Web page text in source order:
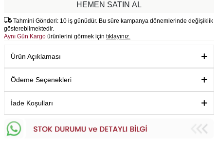
HEMEN SATIN AL
Tahmini Gönderi: 10 iş günüdür. Bu süre kampanya dönemlerinde değişiklik
gösterebilmektedir.
Aynı Gün Kargo ürünlerini görmek için tıklayınız.
Ürün Açıklaması
Ödeme Seçenekleri
İade Koşulları